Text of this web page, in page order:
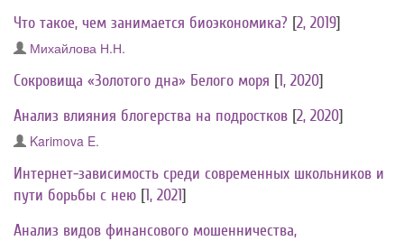
Что такое, чем занимается биоэкономика? [2, 2019]
Михайлова Н.Н.
Сокровища «Золотого дна» Белого моря [1, 2020]
Анализ влияния блогерства на подростков [2, 2020]
Karimova E.
Интернет-зависимость среди современных школьников и
пути борьбы с нею [1, 2021]
Анализ видов финансового мошенничества,